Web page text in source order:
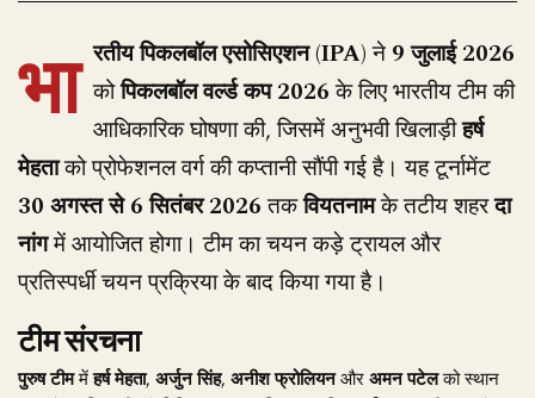
भा रतीय पिकलबॉल एसोसिएशन (IPA)ने 9 जुलाई 2026
कोपिकलबॉल वर्ल्ड कप 2026के लिए भारतीय टीम की
आधिकारिक घोषणा की, जिसमें अनुभवी खिलाड़ीहर्ष
मेहताको प्रोफेशनल वर्ग की कप्तानी सौंपी गई है। यह टूर्नामेंट
30 अगस्त से 6 सितंबर 2026तकवियतनामके तटीय शहरदा
नांगमें आयोजित होगा। टीम का चयन कड़े ट्रायल और
प्रतिस्पर्धी चयन प्रक्रिया के बाद किया गया है।
टीम संरचना
पुरुष टीममेंहर्ष मेहता, अर्जुन सिंह, अनीश फ्रोलियनऔरअमन पटेलको स्थान